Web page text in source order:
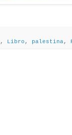
, Libro , palestina,